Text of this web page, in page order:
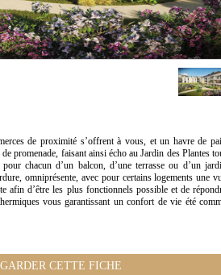
de proximité s’offrent à vous, et un havre de
promenade, faisant ainsi écho au Jardin des Plantes
chacun d’un balcon, d’une terrasse ou d’un
omniprésente, avec pour certains logements une
afin d’être les plus fonctionnels possible et de
vous garantissant un confort de vie été
CETTE FICHE